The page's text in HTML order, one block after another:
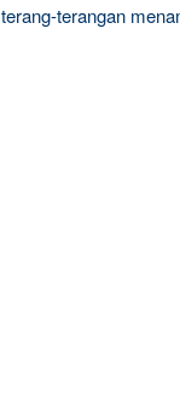
terang-terangan